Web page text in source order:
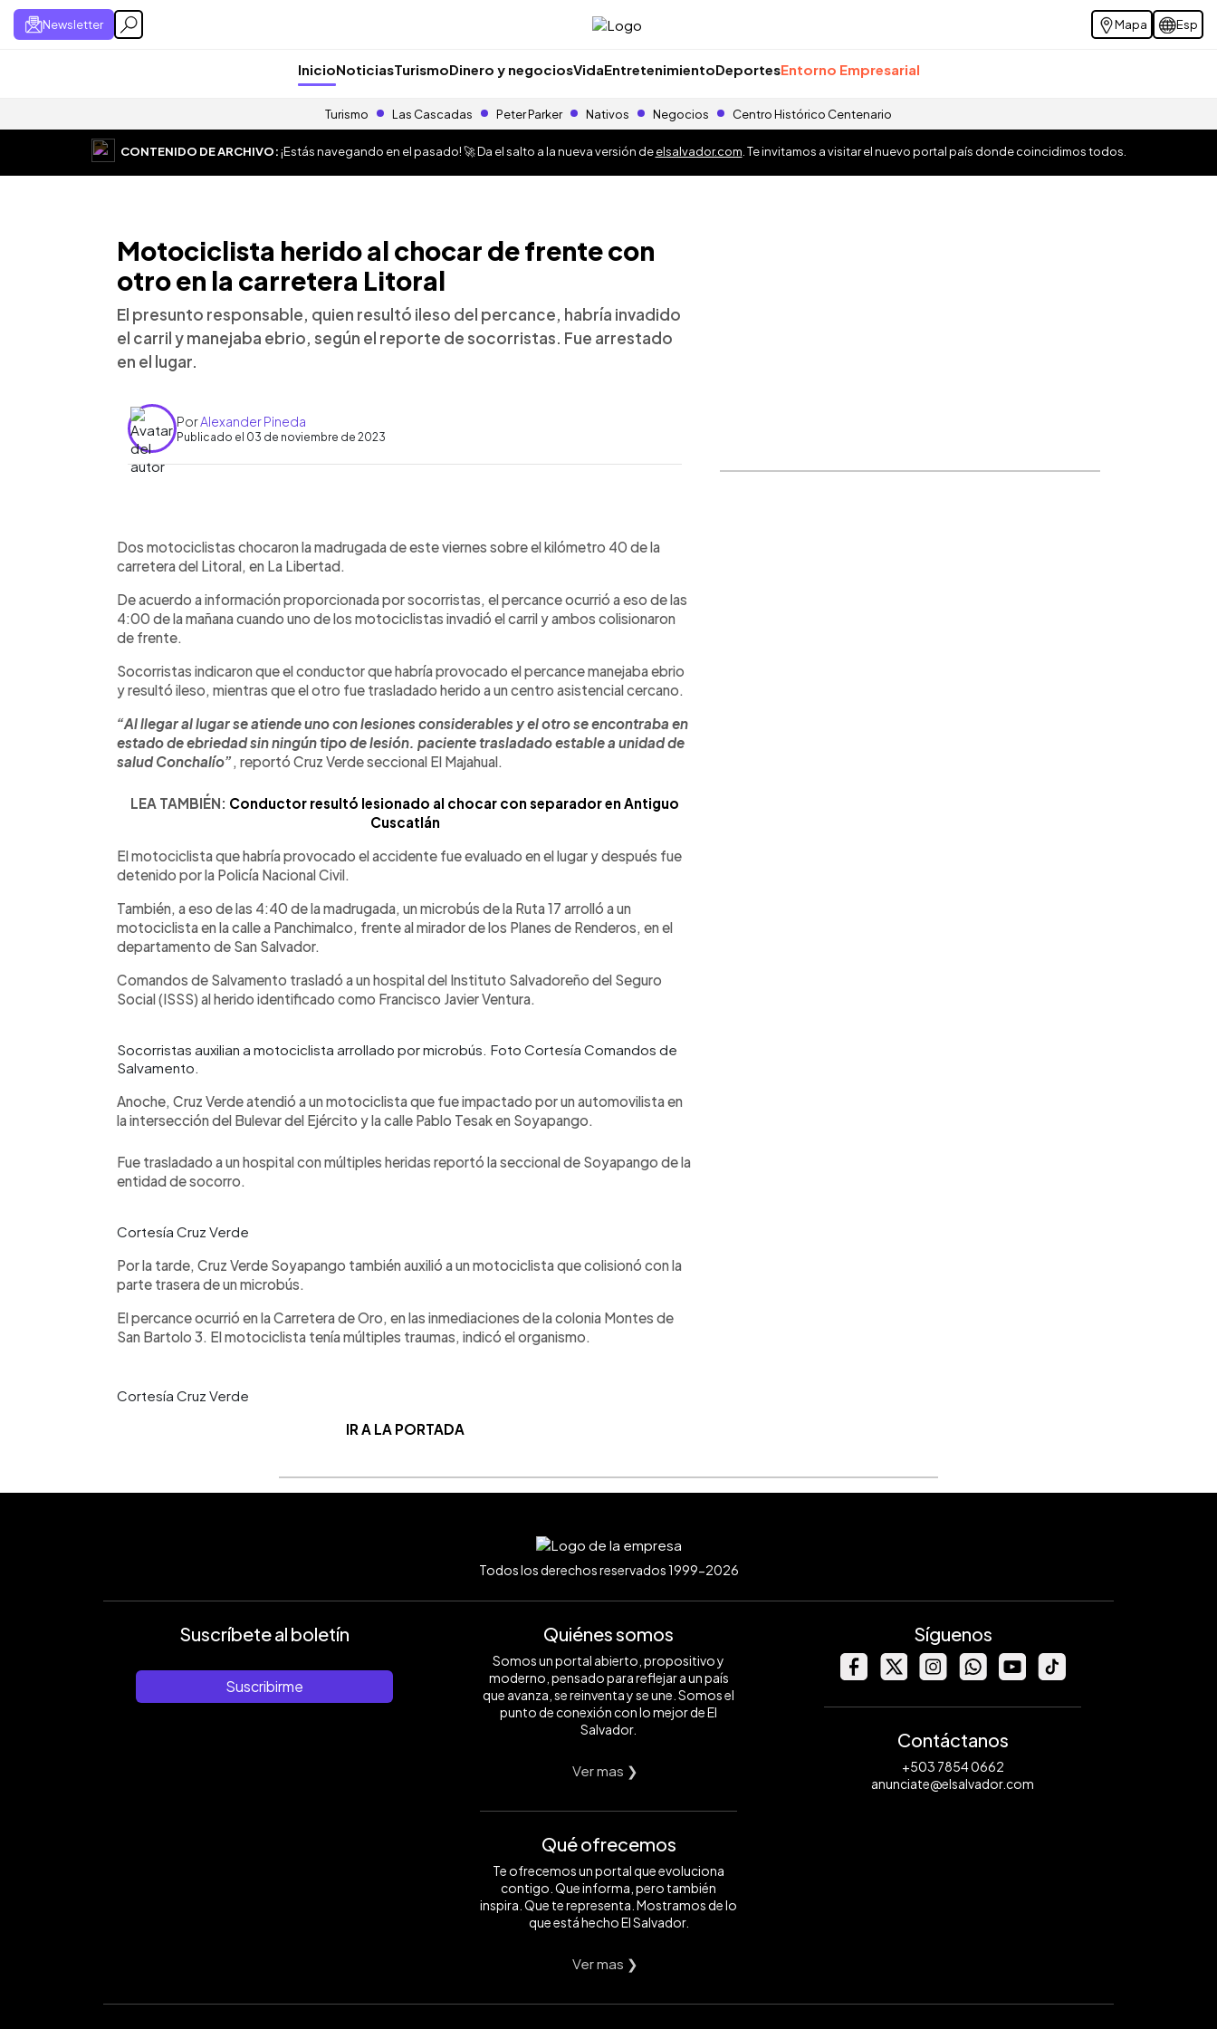
Newsletter Mapa Esp
InicioNoticiasTurismoDinero y negociosVidaEntretenimientoDeportesEntorno Empresarial
Turismo Las Cascadas Peter Parker Nativos Negocios Centro Histórico Centenario
CONTENIDO DE ARCHIVO:¡Estás navegando en el pasado! 🚀 Da el salto a la nueva versión deelsalvador.com . Te invitamos a visitar el nuevo portal país donde coincidimos todos.
Motociclista herido al chocar de frente con
otro en la carretera Litoral
El presunto responsable, quien resultó ileso del percance, habría invadido
el carril y manejaba ebrio, según el reporte de socorristas. Fue arrestado
en el lugar.
PorAlexander Pineda
Publicado el 03 de noviembre de 2023
Escuchar artículo
Dos motociclistas chocaron la madrugada de este viernes sobre el kilómetro 40 de la
carretera del Litoral, en La Libertad.
De acuerdo a información proporcionada por socorristas, el percance ocurrió a eso de las
4:00 de la mañana cuando uno de los motociclistas invadió el carril y ambos colisionaron
de frente.
Socorristas indicaron que el conductor que habría provocado el percance manejaba ebrio
y resultó ileso, mientras que el otro fue trasladado herido a un centro asistencial cercano.
“Al llegar al lugar se atiende uno con lesiones considerables y el otro se encontraba en
estado de ebriedad sin ningún tipo de lesión. paciente trasladado estable a unidad de
salud Conchalío”, reportó Cruz Verde seccional El Majahual.
LEA TAMBIÉN: Conductor resultó lesionado al chocar con separador en Antiguo
Cuscatlán
El motociclista que habría provocado el accidente fue evaluado en el lugar y después fue
detenido por la Policía Nacional Civil.
También, a eso de las 4:40 de la madrugada, un microbús de la Ruta 17 arrolló a un
motociclista en la calle a Panchimalco, frente al mirador de los Planes de Renderos, en el
departamento de San Salvador.
Comandos de Salvamento trasladó a un hospital del Instituto Salvadoreño del Seguro
Social (ISSS) al herido identificado como Francisco Javier Ventura.
Socorristas auxilian a motociclista arrollado por microbús. Foto Cortesía Comandos de
Salvamento.
Anoche, Cruz Verde atendió a un motociclista que fue impactado por un automovilista en
la intersección del Bulevar del Ejército y la calle Pablo Tesak en Soyapango.
Fue trasladado a un hospital con múltiples heridas reportó la seccional de Soyapango de la
entidad de socorro.
Cortesía Cruz Verde
Por la tarde, Cruz Verde Soyapango también auxilió a un motociclista que colisionó con la
parte trasera de un microbús.
El percance ocurrió en la Carretera de Oro, en las inmediaciones de la colonia Montes de
San Bartolo 3. El motociclista tenía múltiples traumas, indicó el organismo.
Cortesía Cruz Verde
IR A LA PORTADA
Todos los derechos reservados 1999-2026
Suscríbete al boletín
Suscribirme
Quiénes somos
Somos un portal abierto, propositivo y
moderno, pensado para reflejar a un país
que avanza, se reinventa y se une. Somos el
punto de conexión con lo mejor de El
Salvador.
Ver mas ❯
Qué ofrecemos
Te ofrecemos un portal que evoluciona
contigo. Que informa, pero también
inspira. Que te representa. Mostramos de lo
que está hecho El Salvador.
Ver mas ❯
Síguenos
Contáctanos
+503 7854 0662
anunciate@elsalvador.com